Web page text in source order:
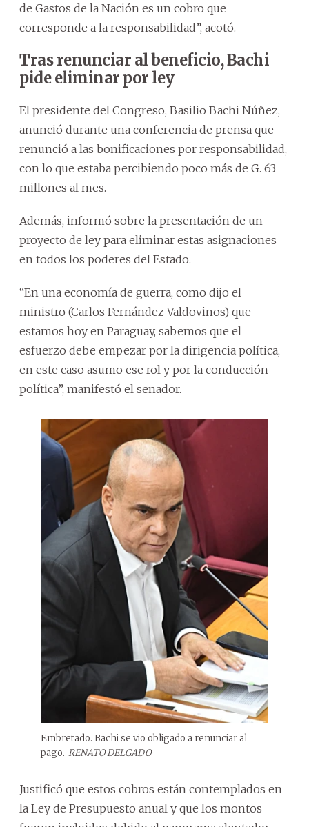
de Gastos de la Nación es un cobro que
corresponde a la responsabilidad”, acotó.
Tras renunciar al beneficio, Bachi
pide eliminar por ley
El presidente del Congreso, Basilio Bachi Núñez,
anunció durante una conferencia de prensa que
renunció a las bonificaciones por responsabilidad,
con lo que estaba percibiendo poco más de G. 63
millones al mes.
Además, informó sobre la presentación de un
proyecto de ley para eliminar estas asignaciones
en todos los poderes del Estado.
“En una economía de guerra, como dijo el
ministro (Carlos Fernández Valdovinos) que
estamos hoy en Paraguay, sabemos que el
esfuerzo debe empezar por la dirigencia política,
en este caso asumo ese rol y por la conducción
política”, manifestó el senador.
Embretado. Bachi se vio obligado a renunciar al
pago. RENATO DELGADO
Justificó que estos cobros están contemplados en
la Ley de Presupuesto anual y que los montos